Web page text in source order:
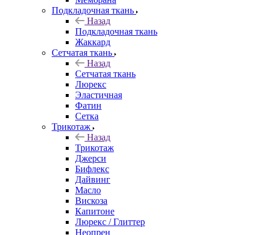
Подкладочная ткань
Назад
Подкладочная ткань
Жаккард
Сетчатая ткань
Назад
Сетчатая ткань
Люрекс
Эластичная
Фатин
Сетка
Трикотаж
Назад
Трикотаж
Джерси
Бифлекс
Дайвинг
Масло
Вискоза
Капитоне
Люрекс / Глиттер
Неопрен